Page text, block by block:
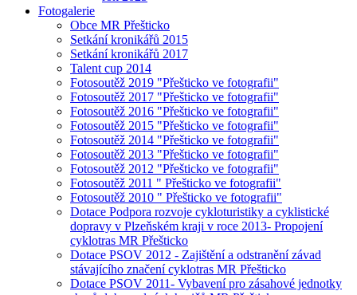
Fotogalerie
Obce MR Přešticko
Setkání kronikářů 2015
Setkání kronikářů 2017
Talent cup 2014
Fotosoutěž 2019 "Přešticko ve fotografii"
Fotosoutěž 2017 "Přešticko ve fotografii"
Fotosoutěž 2016 "Přešticko ve fotografii"
Fotosoutěž 2015 "Přešticko ve fotografii"
Fotosoutěž 2014 "Přešticko ve fotografii"
Fotosoutěž 2013 "Přešticko ve fotografii"
Fotosoutěž 2012 "Přešticko ve fotografii"
Fotosoutěž 2011 " Přešticko ve fotografii"
Fotosoutěž 2010 " Přešticko ve fotografii"
Dotace Podpora rozvoje cykloturistiky a cyklistické
dopravy v Plzeňském kraji v roce 2013- Propojení
cyklotras MR Přešticko
Dotace PSOV 2012 - Zajištění a odstranění závad
stávajícího značení cyklotras MR Přešticko
Dotace PSOV 2011- Vybavení pro zásahové jednotky